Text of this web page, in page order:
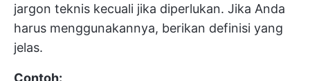
jargon teknis kecuali jika diperlukan. Jika Anda
harus menggunakannya, berikan definisi yang
jelas.
Contoh: